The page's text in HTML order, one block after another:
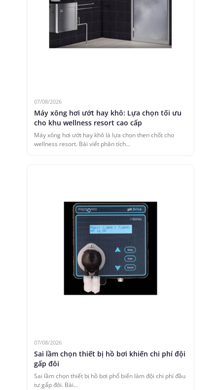
07/08/2026
Máy xông hơi ướt hay khô: Lựa chọn tối ưu
cho khu wellness resort cao cấp
Máy xông hơi ướt hay khô là lựa chọn then chốt cho
wellness resort. Bài viết phân tích…
07/08/2026
Sai lầm chọn thiết bị hồ bơi khiến chi phí đội
gấp đôi
Sai lầm chọn thiết bị hồ bơi phổ biến làm đội chi phí đầu
tư gấp đôi. Bài…